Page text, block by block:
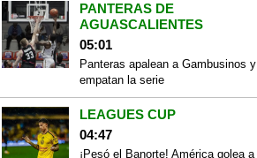
PANTERAS DE
AGUASCALIENTES
05:01
Panteras apalean a Gambusinos y
empatan la serie
LEAGUES CUP
04:47
¡Pesó el Banorte! América golea a